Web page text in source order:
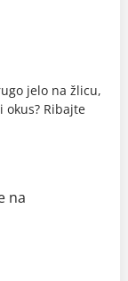
jelo na žlicu,
okus? Ribajte
na